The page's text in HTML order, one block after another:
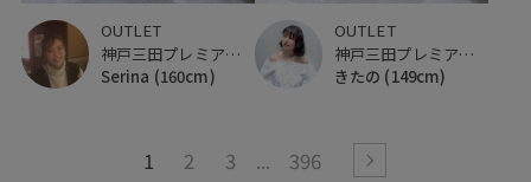
OUTLET
神戸三田プレミアム・アウトレット
Serina (160cm)
OUTLET
神戸三田プレミアム・アウトレット
きたの (149cm)
1 2 3 396